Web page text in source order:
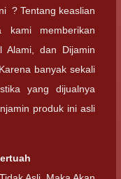
? Tentang keaslian
memberikan
Alami, dan Dijamin
banyak sekali
yang dijualnya
produk ini asli